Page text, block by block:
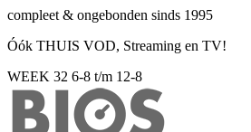
compleet & ongebonden sinds 1995
Óók THUIS VOD, Streaming en TV!
WEEK 32 6-8 t/m 12-8